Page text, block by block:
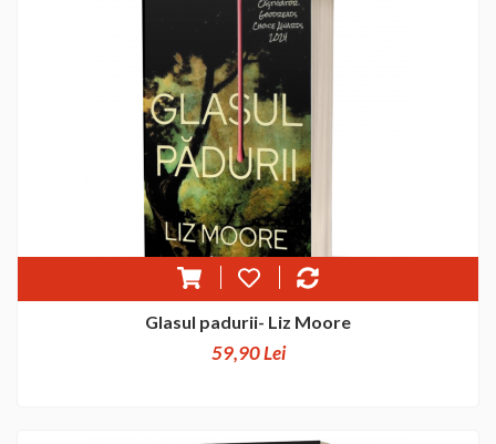
Glasul padurii- Liz Moore
59,90 Lei